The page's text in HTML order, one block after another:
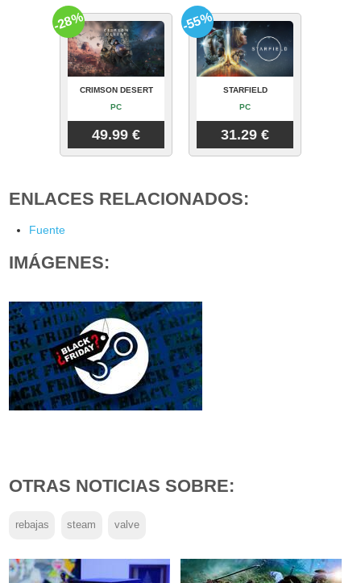
CRIMSON DESERT
PC
49.99 €
-28%
STARFIELD
PC
31.29 €
-55%
ENLACES RELACIONADOS:
Fuente
IMÁGENES:
OTRAS NOTICIAS SOBRE:
rebajas steam valve